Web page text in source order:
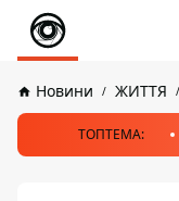
Новини ЖИТТЯ
ТОПТЕМА: